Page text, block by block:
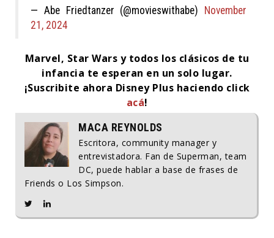
— Abe Friedtanzer (@movieswithabe) November
21, 2024
Marvel, Star Wars y todos los clásicos de tu
infancia te esperan en un solo lugar.
¡Suscribite ahora Disney Plus haciendo click
acá!
MACA REYNOLDS
Escritora, community manager y
entrevistadora. Fan de Superman, team
DC, puede hablar a base de frases de
Friends o Los Simpson.